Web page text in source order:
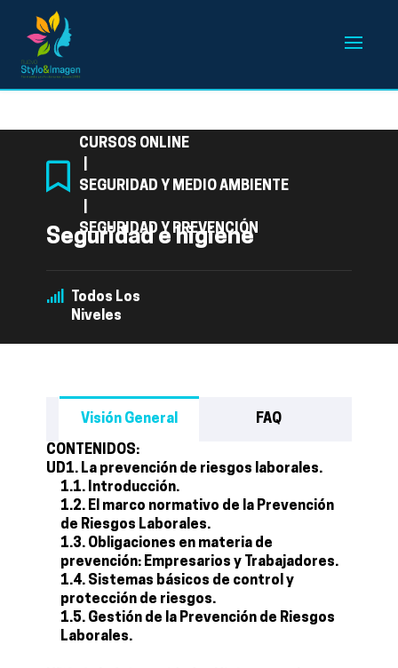
CURSOS ONLINE
SEGURIDAD Y MEDIO AMBIENTE
SEGURIDAD Y PREVENCIÓN
Seguridad e higiene
Todos Los
Niveles
Visión General FAQ
CONTENIDOS:
UD1. La prevención de riesgos laborales.
1.1. Introducción.
1.2. El marco normativo de la Prevención
de Riesgos Laborales.
1.3. Obligaciones en materia de
prevención: Empresarios y Trabajadores.
1.4. Sistemas básicos de control y
protección de riesgos.
1.5. Gestión de la Prevención de Riesgos
Laborales.